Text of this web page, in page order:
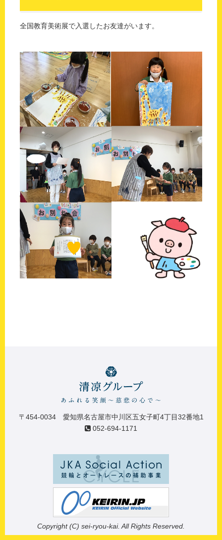
全国教育美術展で入選したお友達がいます。
〒454-0034 愛知県名古屋市中川区五女子町4丁目32番地1
052-694-1171
Copyright (C) sei-ryou-kai. All Rights Reserved.